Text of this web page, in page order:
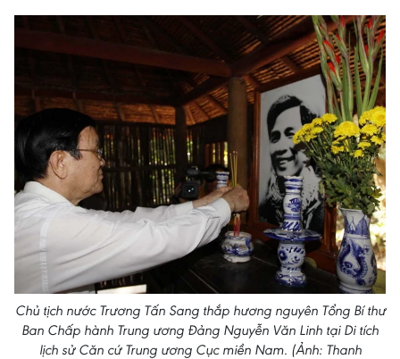
Chủ tịch nước Trương Tấn Sang thắp hương nguyên Tổng Bí thư
Ban Chấp hành Trung ương Đảng Nguyễn Văn Linh tại Di tích
lịch sử Căn cứ Trung ương Cục miền Nam. (Ảnh: Thanh